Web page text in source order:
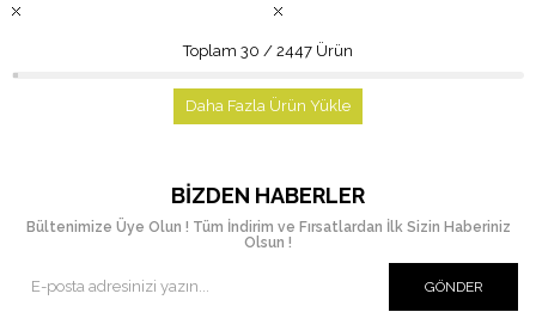
Toplam 30 / 2447 Ürün
Daha Fazla Ürün Yükle
BIZDEN HABERLER
Bültenimize Üye Olun ! Tüm İndirim ve Fırsatlardan İlk Sizin Haberiniz
Olsun !
GÖNDER